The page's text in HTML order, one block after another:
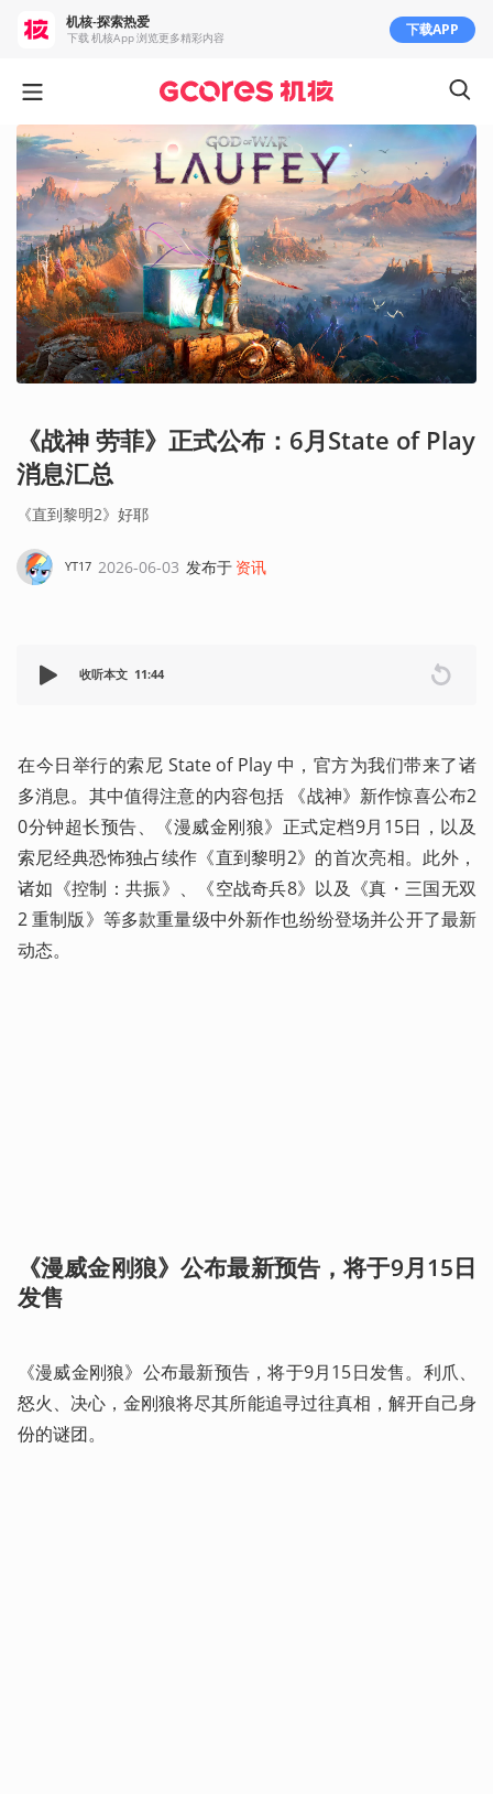
《战神 劳菲》正式公布：6月State of Play
消息汇总
《直到黎明2》好耶
YT17 2026-06-03 发布于 资讯
收听本文 11:44
在今日举行的索尼 State of Play 中，官方为我们带来了诸
多消息。其中值得注意的内容包括 《战神》新作惊喜公布2
0分钟超长预告、《漫威金刚狼》正式定档9月15日，以及
索尼经典恐怖独占续作《直到黎明2》的首次亮相。此外，
诸如《控制：共振》、《空战奇兵8》以及《真・三国无双
2 重制版》等多款重量级中外新作也纷纷登场并公开了最新
动态。
《漫威金刚狼》公布最新预告，将于9月15日
发售
《漫威金刚狼》公布最新预告，将于9月15日发售。利爪、
怒火、决心，金刚狼将尽其所能追寻过往真相，解开自己身
份的谜团。
机核-探索热爱
下载 机核App 浏览更多精彩内容 下载APP